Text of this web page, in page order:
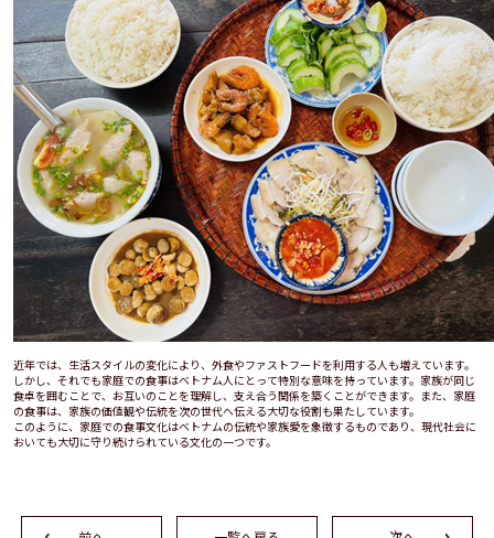
近年では、生活スタイルの変化により、外食やファストフードを利用する人も増えています。
しかし、それでも家庭での食事はベトナム人にとって特別な意味を持っています。家族が同じ
食卓を囲むことで、お互いのことを理解し、支え合う関係を築くことができます。また、家庭
の食事は、家族の価値観や伝統を次の世代へ伝える大切な役割も果たしています。
このように、家庭での食事文化はベトナムの伝統や家族愛を象徴するものであり、現代社会に
おいても大切に守り続けられている文化の一つです。